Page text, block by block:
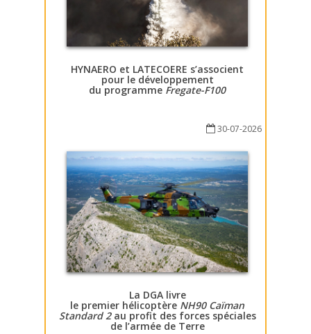
HYNAERO et LATECOERE s’associent
pour le développement
du programme Fregate-F100
30-07-2026
La DGA livre
le premier hélicoptère NH90 Caïman
Standard 2au profit des forces spéciales
de l’armée de Terre